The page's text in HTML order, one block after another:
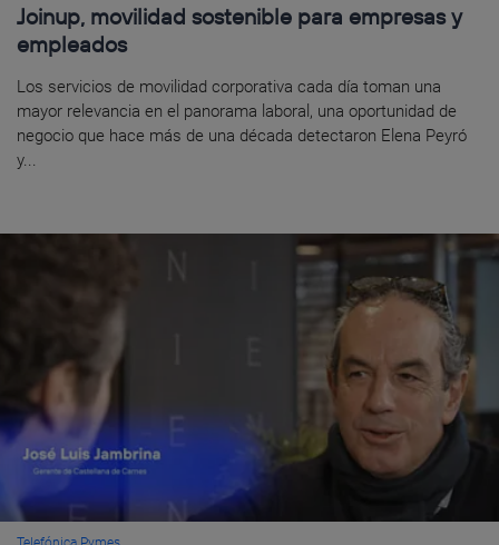
Joinup, movilidad sostenible para empresas y
empleados
Los servicios de movilidad corporativa cada día toman una
mayor relevancia en el panorama laboral, una oportunidad de
negocio que hace más de una década detectaron Elena Peyró
y...